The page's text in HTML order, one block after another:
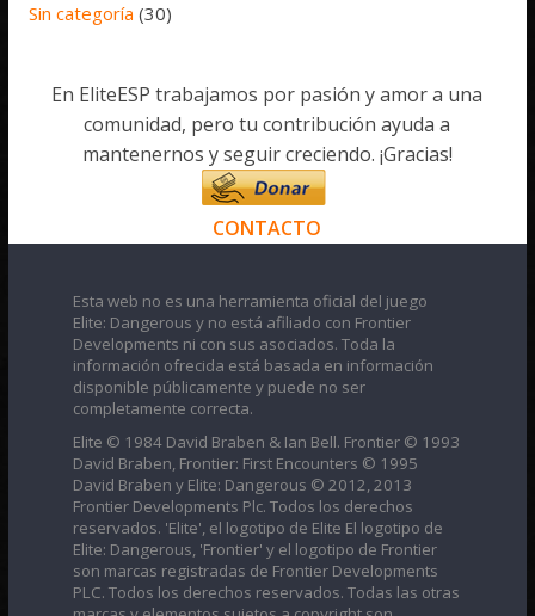
Sin categoría (30)
En EliteESP trabajamos por pasión y amor a una
comunidad, pero tu contribución ayuda a
mantenernos y seguir creciendo. ¡Gracias!
CONTACTO
Esta web no es una herramienta oficial del juego
Elite: Dangerous y no está afiliado con Frontier
Developments ni con sus asociados. Toda la
información ofrecida está basada en información
disponible públicamente y puede no ser
completamente correcta.
Elite © 1984 David Braben & Ian Bell. Frontier © 1993
David Braben, Frontier: First Encounters © 1995
David Braben y Elite: Dangerous © 2012, 2013
Frontier Developments Plc. Todos los derechos
reservados. 'Elite', el logotipo de Elite El logotipo de
Elite: Dangerous, 'Frontier' y el logotipo de Frontier
son marcas registradas de Frontier Developments
PLC. Todos los derechos reservados. Todas las otras